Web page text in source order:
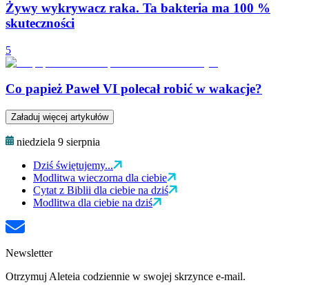
Żywy wykrywacz raka. Ta bakteria ma 100 %
skuteczności
5
Co papież Paweł VI polecał robić w wakacje?
Załaduj więcej artykułów
niedziela 9 sierpnia
Dziś świętujemy...
Modlitwa wieczorna dla ciebie
Cytat z Biblii dla ciebie na dziś
Modlitwa dla ciebie na dziś
Newsletter
Otrzymuj Aleteia codziennie w swojej skrzynce e-mail.